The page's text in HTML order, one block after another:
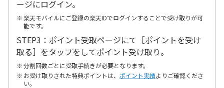
ージにログイン。
楽天モバイルにご登録の楽天IDでログインすることで受け取りが可
能です。
STEP3：ポイント受取ページにて［ポイントを受け
取る］をタップをしてポイント受け取り。
分割回数ごとに受取手続きが必要となります。
お受け取りされた特典ポイントは、 ポイント実績よりご確認くださ
い。